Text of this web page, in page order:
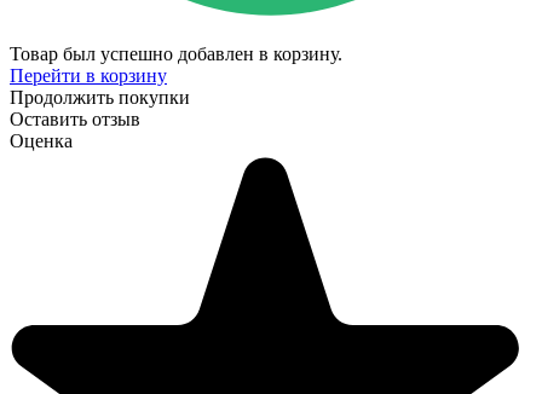
Товар был успешно добавлен в корзину.
Перейти в корзину
Продолжить покупки
Оставить отзыв
Оценка